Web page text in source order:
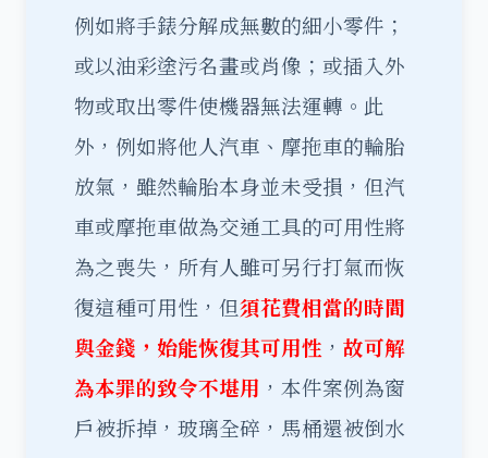
例如將手錶分解成無數的細小零件；
或以油彩塗污名畫或肖像；或插入外
物或取出零件使機器無法運轉。此
外，例如將他人汽車、摩拖車的輪胎
放氣，雖然輪胎本身並未受損，但汽
車或摩拖車做為交通工具的可用性將
為之喪失，所有人雖可另行打氣而恢
復這種可用性，但須花費相當的時間
與金錢，始能恢復其可用性 ， 故可解
為本罪的致令不堪用 ，本件案例為窗
戶被拆掉，玻璃全碎，馬桶還被倒水